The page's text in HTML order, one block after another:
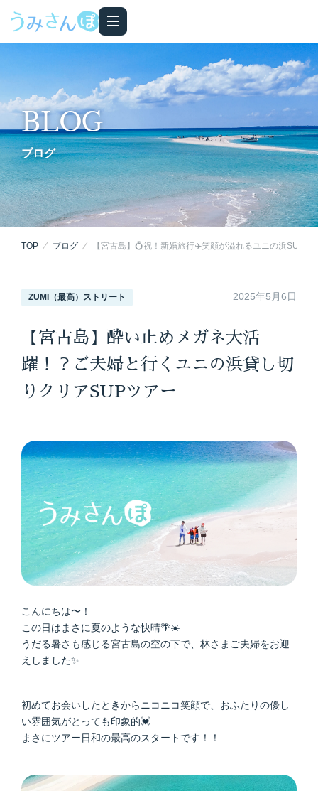
BLOG
ブログ
TOP ブログ 【宮古島】💍祝！新婚旅行✈️笑顔が溢れるユニの浜SUPツ
ZUMI（最高）ストリート 2025年5月6日
【宮古島】酔い止めメガネ大活
躍！？ご夫婦と行くユニの浜貸し切
りクリアSUPツアー
こんにちは〜！
この日はまさに夏のような快晴🌴☀️
うだる暑さも感じる宮古島の空の下で、林さまご夫婦をお迎
えしました✨
初めてお会いしたときからニコニコ笑顔で、おふたりの優し
い雰囲気がとっても印象的💓
まさにツアー日和の最高のスタートです！！